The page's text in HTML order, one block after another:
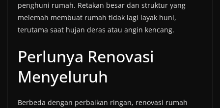
penghuni rumah. Retakan besar dan struktur yang
melemah membuat rumah tidak lagi layak huni,
terutama saat hujan deras atau angin kencang.
Perlunya Renovasi
Menyeluruh
Berbeda dengan perbaikan ringan, renovasi rumah